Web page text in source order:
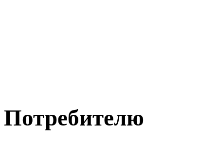
Потребителю